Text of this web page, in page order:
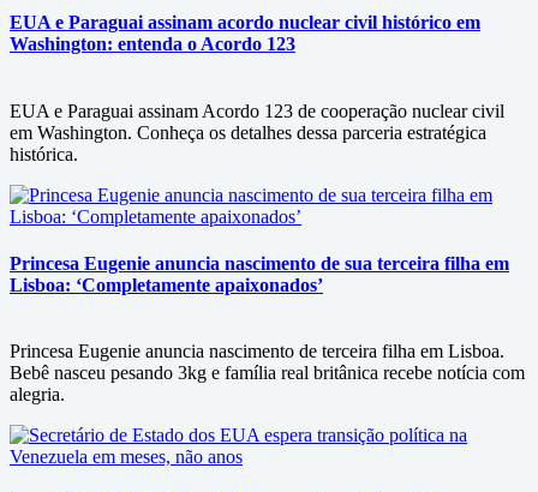
EUA e Paraguai assinam acordo nuclear civil histórico em
Washington: entenda o Acordo 123
EUA e Paraguai assinam Acordo 123 de cooperação nuclear civil
em Washington. Conheça os detalhes dessa parceria estratégica
histórica.
Princesa Eugenie anuncia nascimento de sua terceira filha em
Lisboa: ‘Completamente apaixonados’
Princesa Eugenie anuncia nascimento de terceira filha em Lisboa.
Bebê nasceu pesando 3kg e família real britânica recebe notícia com
alegria.